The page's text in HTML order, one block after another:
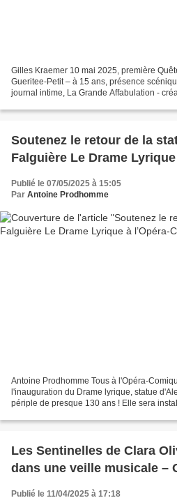
Gilles Kraemer 10 mai 2025, première
Gueritee-Petit – à 15 ans, présence
journal intime, La Grande Affabulation -
Soutenez le retour de la
Falguière Le Drame
Publié le 07/05/2025 à 15:05
Par Antoine Prodhomme
Antoine Prodhomme Tous à l'Opéra-
l'inauguration du Drame lyrique, statue
périple de presque 130 ans ! Elle sera
Les Sentinelles de Clara
dans une veille musicale –
Publié le 11/04/2025 à 17:18